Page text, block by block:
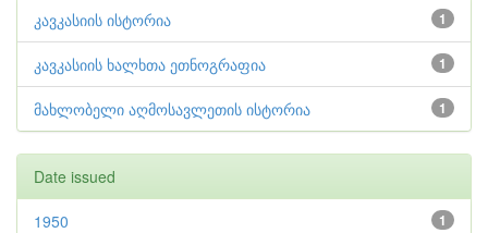
1
კავკასიის ისტორია
1
კავკასიის ხალხთა ეთნოგრაფია
1
მახლობელი აღმოსავლეთის ისტორია
Date issued
1
1950